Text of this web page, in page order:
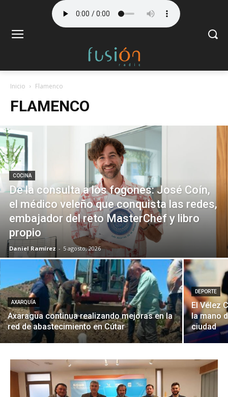
Inicio Flamenco
FLAMENCO
COCINA
De la consulta a los fogones: José Coín,
el médico veleño que conquista las redes,
embajador del reto MasterChef y libro
propio
Daniel Ramírez - 5 agosto, 2026
AXARQUÍA
Axaragua continua realizando mejoras en la
red de abastecimiento en Cútar
DEPORTE
El Vélez
la mano
ciudad